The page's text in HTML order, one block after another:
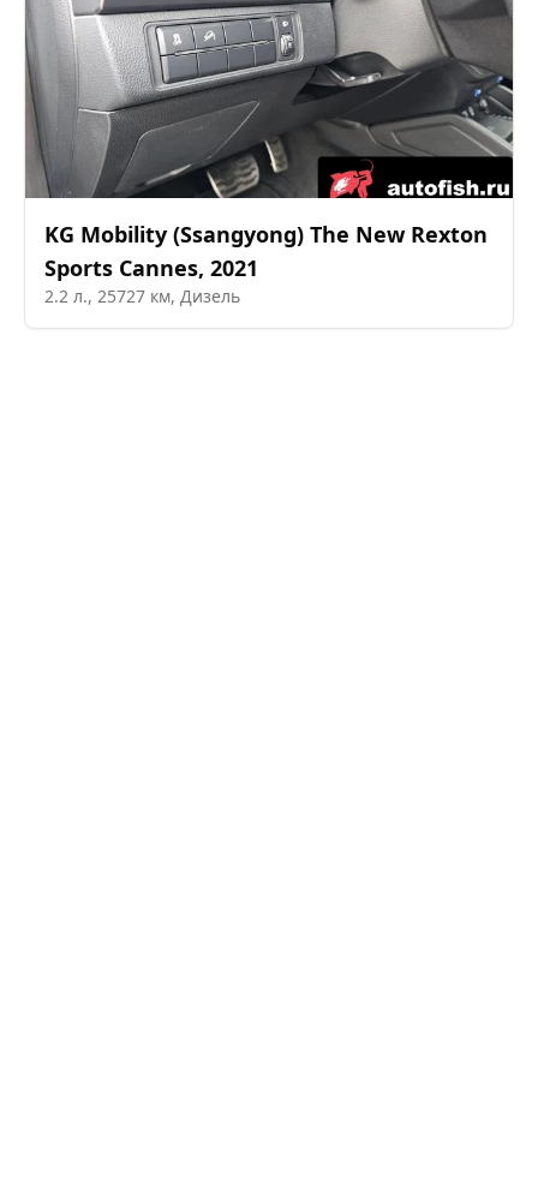
KG Mobility (Ssangyong) The New Rexton
Sports Cannes, 2021
2.2 л., 25727 км, Дизель